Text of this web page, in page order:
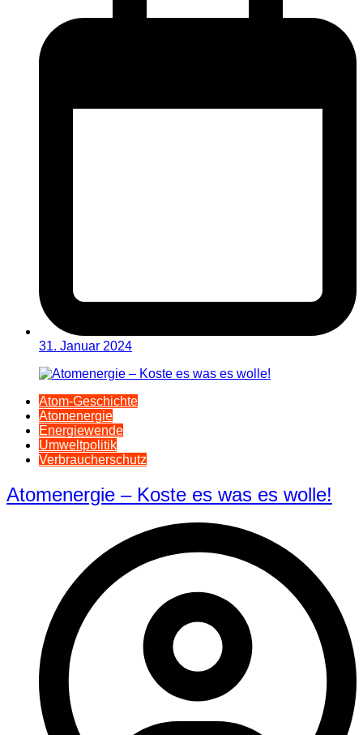
31. Januar 2024
Atom-Geschichte
Atomenergie
Energiewende
Umweltpolitik
Verbraucherschutz
Atomenergie – Koste es was es wolle!